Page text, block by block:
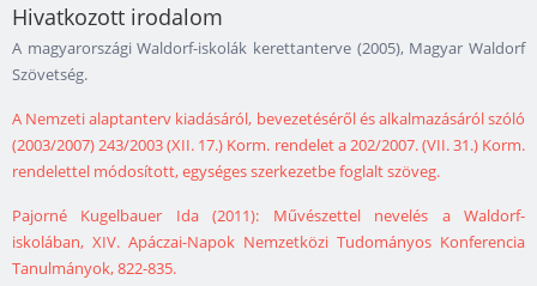
Hivatkozott irodalom
A magyarországi Waldorf-iskolák kerettanterve (2005), Magyar Waldorf
Szövetség.
A Nemzeti alaptanterv kiadásáról, bevezetéséről és alkalmazásáról szóló
(2003/2007) 243/2003 (XII. 17.) Korm. rendelet a 202/2007. (VII. 31.) Korm.
rendelettel módosított, egységes szerkezetbe foglalt szöveg.
Pajorné Kugelbauer Ida (2011): Művészettel nevelés a Waldorf-
iskolában, XIV. Apáczai-Napok Nemzetközi Tudományos Konferencia
Tanulmányok, 822-835.